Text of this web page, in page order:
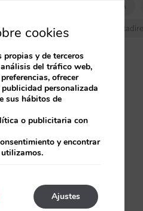
el precio
clics y
OTA
cookies
y de terceros
del tráfico web,
ofrecer
personalizada
sus hábitos de
o publicitaria con
y encontrar
Ajustes